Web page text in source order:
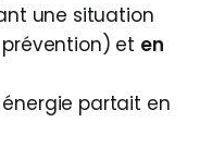
une situation
et en
partait en